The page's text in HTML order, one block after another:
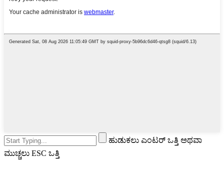
ಹುಡುಕಲು ಎಂಟರ್ ಒತ್ತಿ ಅಥವಾ
ಮುಚ್ಚಲು ESC ಒತ್ತಿ